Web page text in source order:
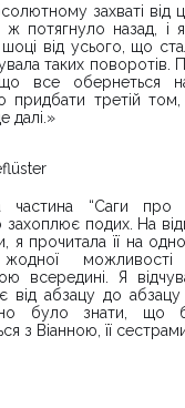
захваті від
ж потягнуло назад, і
від усього, що
таких поворотів.
все обернеться
придбати третій
далі.»
частина “Саги про
захоплює подих. На
я прочитала її на
всередині. Я
від абзацу до
було знати, що
з Віанною, її